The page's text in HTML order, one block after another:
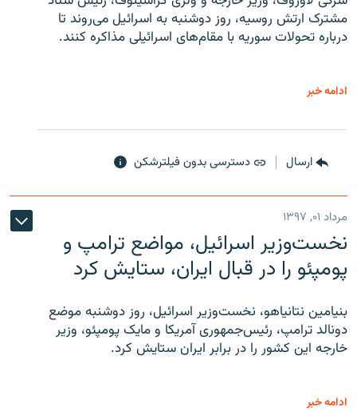
مشترک ارتش روسیه، روز دوشنبه به اسرائیل می‌روند تا
درباره تحولات سوریه با مقام‌های اسرائیلی مذاکره کنند.
ادامه خبر
ارسال دسترسی بدون فیلترشکن
مرداد ۰۱, ۱۳۹۷
نخست‌وزیر اسرائیل، مواضع ترامپ و
پومپئو را در قبال ایران، ستایش کرد
بنیامین نتانیاهو، نخست‌وزیر اسرائیل، روز دوشنبه موضع
دونالد ترامپ، رئیس‌جمهوری آمریکا و مایک پومپئو، وزیر
خارجه این کشور را در برابر ایران ستایش کرد.
ادامه خبر